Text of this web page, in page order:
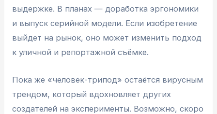
выдержке. В планах — доработка эргономики
и выпуск серийной модели. Если изобретение
выйдет на рынок, оно может изменить подход
к уличной и репортажной съёмке.
Пока же «человек-трипод» остаётся вирусным
трендом, который вдохновляет других
создателей на эксперименты. Возможно, скоро